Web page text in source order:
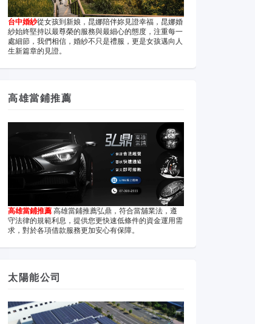
台中婚紗從女孩到新娘，昆娜陪伴妳見證幸福，昆娜婚
紗始終堅持以最尊榮的服務與最細心的態度，注重每一
處細節，我們相信，婚紗不只是禮服，更是女孩邁向人
生新篇章的見證。
高雄當鋪推薦
高雄當鋪推薦高雄當鋪推薦弘鼎，符合當舖業法，遵
守法律的規範利息，提供您更快速低條件的資金運用需
求，對於各項借款服務更加安心有保障。
太陽能公司